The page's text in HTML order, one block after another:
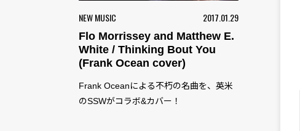
NEW MUSIC 2017.01.29
Flo Morrissey and Matthew E.
White / Thinking Bout You
(Frank Ocean cover)
Frank Oceanによる不朽の名曲を、英米
のSSWがコラボ&カバー！